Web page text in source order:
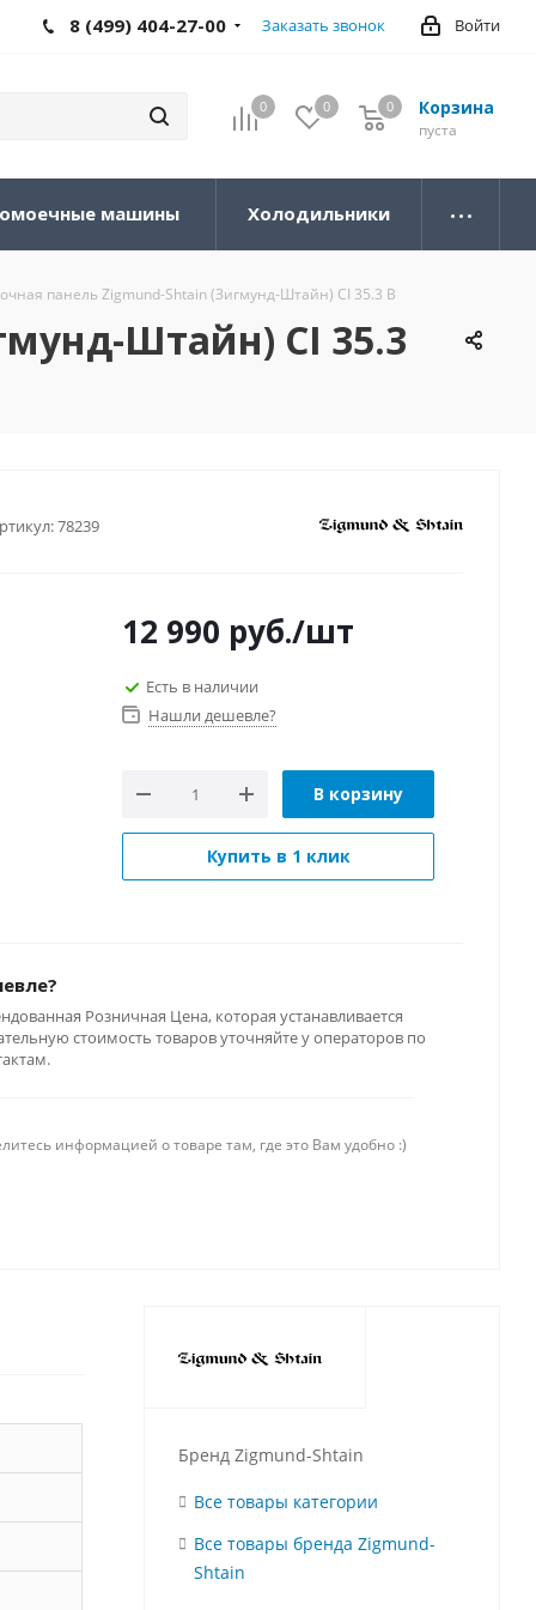
Войти
8 (499) 404-27-00 Заказать звонок
0 0 Корзина
0
пуста
0
машины Холодильники
панель Zigmund-Shtain (Зигмунд-Штайн) CI 35.3 B
Штайн) CI 35.3
78239
12 990 руб./шт
Есть в наличии
Нашли дешевле?
В корзину
Купить в 1 клик
Розничная Цена, которая устанавливается
стоимость товаров уточняйте у операторов по
информацией о товаре там, где это Вам удобно :)
Бренд Zigmund-Shtain
Все товары категории
Все товары бренда Zigmund-
Shtain